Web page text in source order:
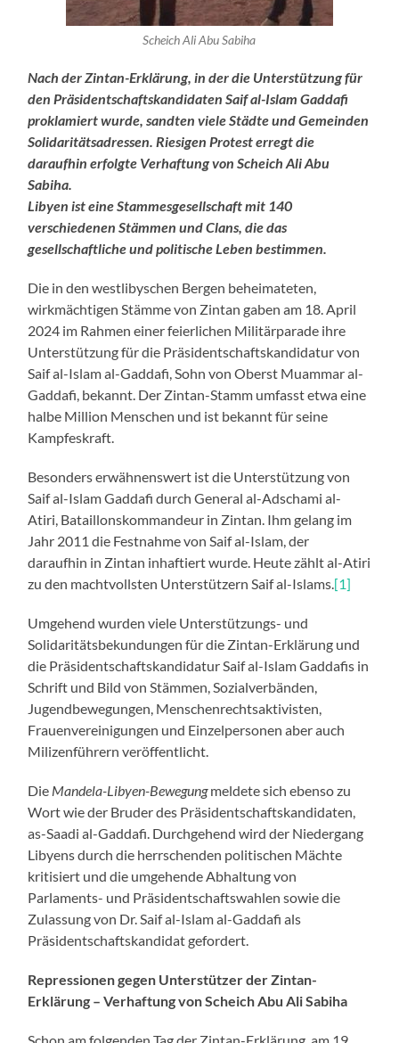
Scheich Ali Abu Sabiha
Nach der Zintan-Erklärung, in der die Unterstützung für
den Präsidentschaftskandidaten Saif al-Islam Gaddafi
proklamiert wurde, sandten viele Städte und Gemeinden
Solidaritätsadressen. Riesigen Protest erregt die
daraufhin erfolgte Verhaftung von Scheich Ali Abu
Sabiha.
Libyen ist eine Stammesgesellschaft mit 140
verschiedenen Stämmen und Clans, die das
gesellschaftliche und politische Leben bestimmen.
Die in den westlibyschen Bergen beheimateten,
wirkmächtigen Stämme von Zintan gaben am 18. April
2024 im Rahmen einer feierlichen Militärparade ihre
Unterstützung für die Präsidentschaftskandidatur von
Saif al-Islam al-Gaddafi, Sohn von Oberst Muammar al-
Gaddafi, bekannt. Der Zintan-Stamm umfasst etwa eine
halbe Million Menschen und ist bekannt für seine
Kampfeskraft.
Besonders erwähnenswert ist die Unterstützung von
Saif al-Islam Gaddafi durch General al-Adschami al-
Atiri, Bataillonskommandeur in Zintan. Ihm gelang im
Jahr 2011 die Festnahme von Saif al-Islam, der
daraufhin in Zintan inhaftiert wurde. Heute zählt al-Atiri
zu den machtvollsten Unterstützern Saif al-Islams. [1]
Umgehend wurden viele Unterstützungs- und
Solidaritätsbekundungen für die Zintan-Erklärung und
die Präsidentschaftskandidatur Saif al-Islam Gaddafis in
Schrift und Bild von Stämmen, Sozialverbänden,
Jugendbewegungen, Menschenrechtsaktivisten,
Frauenvereinigungen und Einzelpersonen aber auch
Milizenführern veröffentlicht.
Die Mandela-Libyen-Bewegungmeldete sich ebenso zu
Wort wie der Bruder des Präsidentschaftskandidaten,
as-Saadi al-Gaddafi. Durchgehend wird der Niedergang
Libyens durch die herrschenden politischen Mächte
kritisiert und die umgehende Abhaltung von
Parlaments- und Präsidentschaftswahlen sowie die
Zulassung von Dr. Saif al-Islam al-Gaddafi als
Präsidentschaftskandidat gefordert.
Repressionen gegen Unterstützer der Zintan-
Erklärung – Verhaftung von Scheich Abu Ali Sabiha
Schon am folgenden Tag der Zintan-Erklärung, am 19.